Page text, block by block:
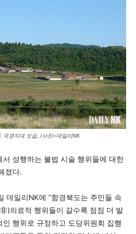
경지대 모습. /사진=데일리NK
성행하는 불법 시술 행위들에 대한
졌다.
데일리NK에 “함경북도는 주민들 속
)의료적 행위들이 갈수록 점점 더 발
행위로 규정하고 도당위원회 집행